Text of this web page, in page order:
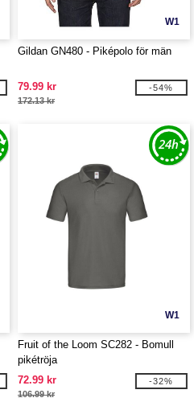
W1
Gildan GN480 - Piképolo för män
79.99 kr
172.13 kr
-54%
W1
Fruit of the Loom SC282 - Bomull
pikétröja
72.99 kr
106.99 kr
-32%